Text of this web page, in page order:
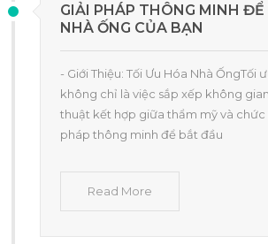
GIẢI PHÁP THÔNG MINH
NHÀ ỐNG CỦA BẠN
- Giới Thiệu: Tối Ưu Hóa Nhà ỐngTối
không chỉ là việc sắp xếp không
thuật kết hợp giữa thẩm mỹ và chức
pháp thông minh để bắt đầu
Read More